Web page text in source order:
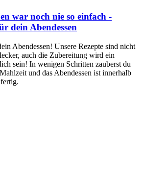
war noch nie so einfach -
dein Abendessen
Abendessen! Unsere Rezepte sind nicht
auch die Zubereitung wird ein
sein! In wenigen Schritten zauberst du
und das Abendessen ist innerhalb